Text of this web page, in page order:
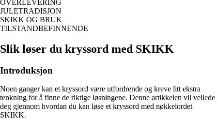
OVERLEVERING
JULETRADISJON
SKIKK OG BRUK
TILSTANDBEFINNENDE
Slik løser du kryssord med SKIKK
Introduksjon
Noen ganger kan et kryssord være utfordrende og kreve litt ekstra
tenkning for å finne de riktige løsningene. Denne artikkelen vil veilede
deg gjennom hvordan du kan løse et kryssord med nøkkelordet
SKIKK.